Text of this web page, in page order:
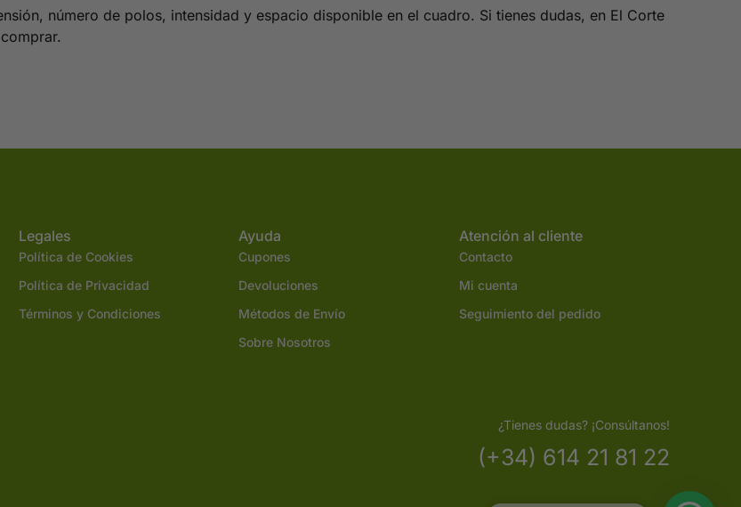
número de polos, intensidad y espacio disponible en el cuadro. Si tienes dudas, en El Corte
Legales
Política de Cookies
Política de Privacidad
Términos y Condiciones
Ayuda
Cupones
Devoluciones
Métodos de Envío
Sobre Nosotros
Atención al cliente
Contacto
Mi cuenta
Seguimiento del pedido
¿Tienes dudas? ¡Consúltanos!
(+34) 614 21 81 22